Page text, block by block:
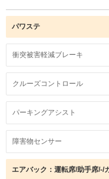
パワステ
衝突被害軽減ブレーキ
クルーズコントロール
パーキングアシスト
障害物センサー
エアバック：運転席/助手席/-/